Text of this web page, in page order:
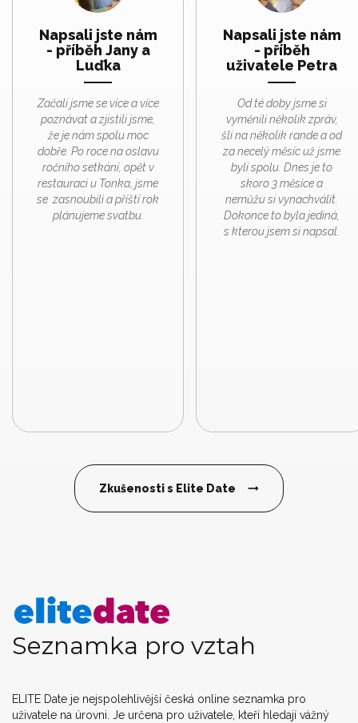
Napsali jste nám
- příběh Jany a
Luďka
Začali jsme se více a více
poznávat a zjistili jsme,
že je nám spolu moc
dobře. Po roce na oslavu
ročního setkání, opět v
restauraci u Tonka, jsme
se zasnoubili a příští rok
plánujeme svatbu.
Napsali jste nám
- příběh
uživatele Petra
Od té doby jsme si
vyměnili několik zpráv,
šli na několik rande a od
za necelý měsíc už jsme
byli spolu. Dnes je to
skoro 3 měsíce a
nemůžu si vynachválit.
Dokonce to byla jediná,
s kterou jsem si napsal.
Zkušenosti s Elite Date
Seznamka pro vztah
ELITE Date je nejspolehlivější česká online seznamka pro
uživatele na úrovni. Je určena pro uživatele, kteří hledají vážný